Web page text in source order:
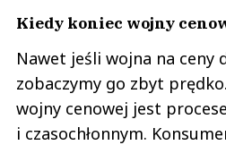
Kiedy koniec wojny
Nawet jeśli wojna na ceny
zobaczymy go zbyt
wojny cenowej jest
i czasochłonnym.